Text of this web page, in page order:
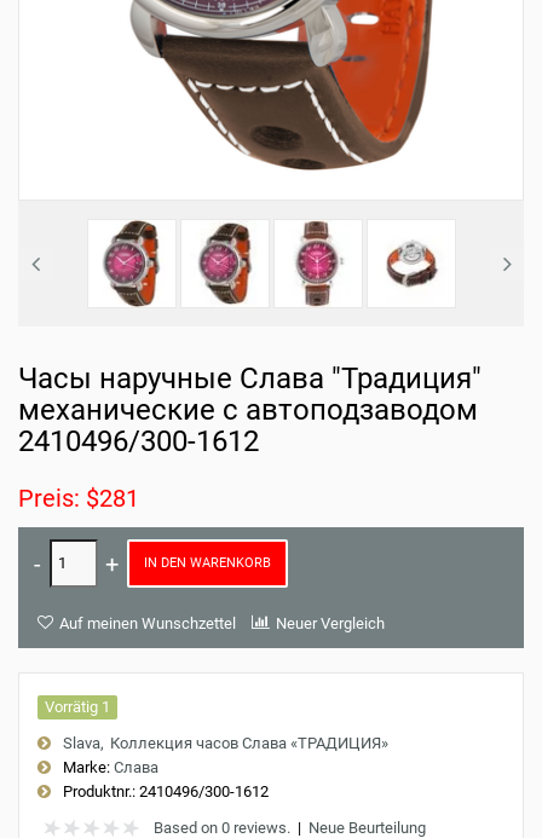
Часы наручные Слава "Традиция"
механические с автоподзаводом
2410496/300-1612
Preis: $281
IN DEN WARENKORB
Auf meinen Wunschzettel Neuer Vergleich
Vorrätig 1
Slava Коллекция часов Слава «ТРАДИЦИЯ»
Marke: Слава
Produktnr.: 2410496/300-1612
Based on 0 reviews. | Neue Beurteilung